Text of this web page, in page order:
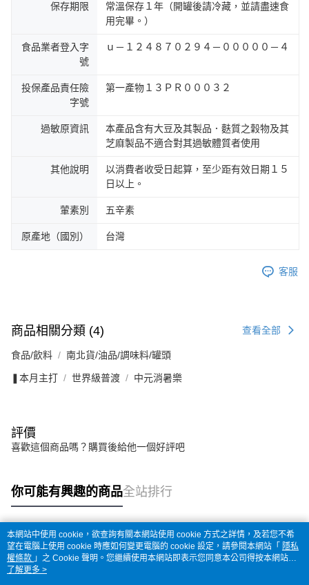
保存期限
常溫保存１年（開罐後請冷藏，並請盡速食
用完畢。）
食品業者登入字
號
ｕ－１２４８７０２９４－０００００－４
投保產品責任險
字號
第一產物１３ＰＲ０００３２
過敏原資訊
本產品含有大豆及其製品．麩質之穀物及其
芝麻製品不適合對其過敏體質者使用
其他說明
以消費者收受日起算，至少距有效日期１５
日以上。
葷素別 五辛素
原產地（國別） 台灣
客服
商品相關分類 (4) 查看全部
食品/飲料 南北貨/油品/調味料/罐頭
❚本月主打 世界級普渡 中元消暑樂
評價
喜歡這個商品嗎？購買後給他一個好評吧
你可能有興趣的商品全站排行
熱門標籤
本網站中使用 cookie，欲查詢有關本網站使用 cookie 方式之詳情，及若您不希
望在電腦上使用 cookie 時應如何變更電腦的 cookie 設定，請參閱本網站「 隱私
權條款 」之 Cookie 聲明。您繼續使用本網站即表示您同意本公司得按本網站使
用條款之 Cookie 聲明使用 cookie。
了解更多 >